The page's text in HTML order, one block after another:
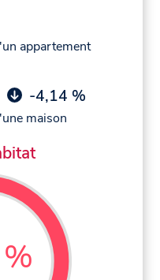
appartement
-4,14 %
maison